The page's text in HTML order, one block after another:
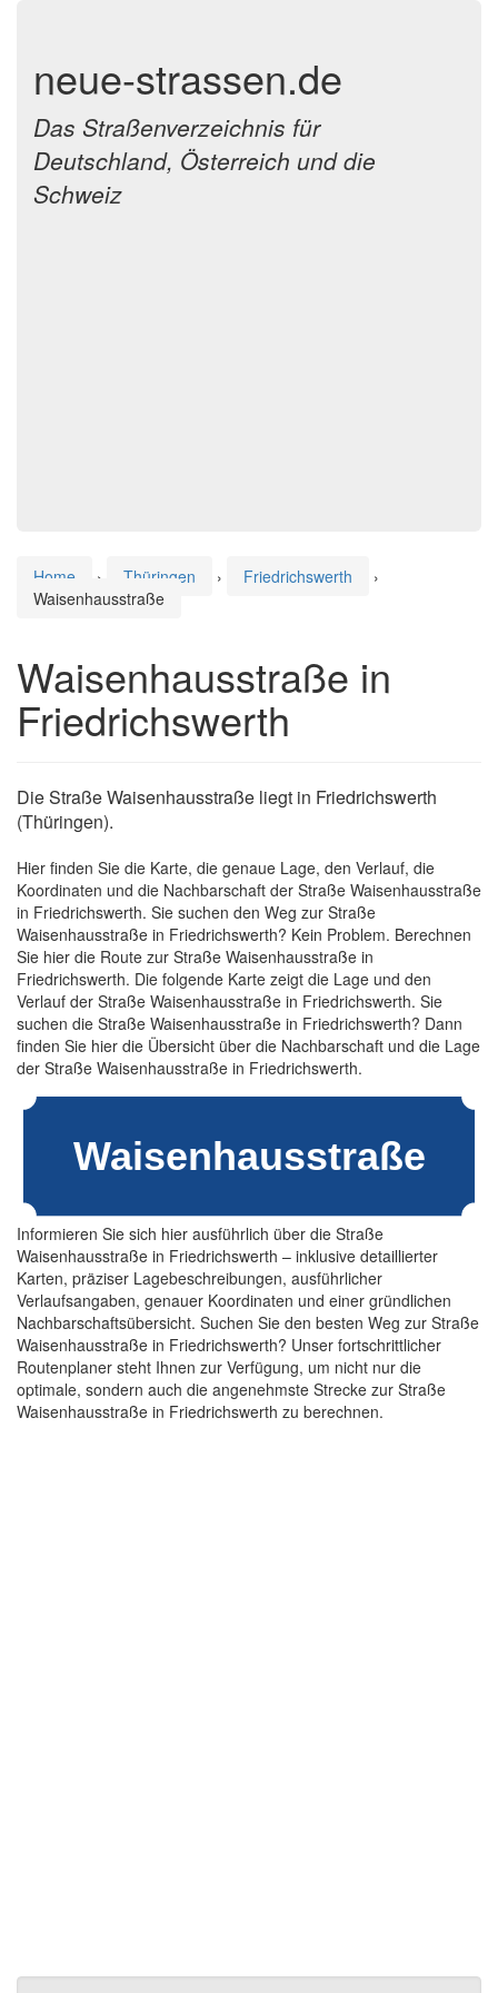
neue-strassen.de
Das Straßenverzeichnis für
Deutschland, Österreich und die
Schweiz
Home › Thüringen › Friedrichswerth
›
Waisenhausstraße
Waisenhausstraße in
Friedrichswerth
Die Straße Waisenhausstraße liegt in Friedrichswerth
(Thüringen).
Hier finden Sie die Karte, die genaue Lage, den Verlauf, die
Koordinaten und die Nachbarschaft der Straße Waisenhausstraße
in Friedrichswerth. Sie suchen den Weg zur Straße
Waisenhausstraße in Friedrichswerth? Kein Problem. Berechnen
Sie hier die Route zur Straße Waisenhausstraße in
Friedrichswerth. Die folgende Karte zeigt die Lage und den
Verlauf der Straße Waisenhausstraße in Friedrichswerth. Sie
suchen die Straße Waisenhausstraße in Friedrichswerth? Dann
finden Sie hier die Übersicht über die Nachbarschaft und die Lage
der Straße Waisenhausstraße in Friedrichswerth.
Informieren Sie sich hier ausführlich über die Straße
Waisenhausstraße in Friedrichswerth – inklusive detaillierter
Karten, präziser Lagebeschreibungen, ausführlicher
Verlaufsangaben, genauer Koordinaten und einer gründlichen
Nachbarschaftsübersicht. Suchen Sie den besten Weg zur Straße
Waisenhausstraße in Friedrichswerth? Unser fortschrittlicher
Routenplaner steht Ihnen zur Verfügung, um nicht nur die
optimale, sondern auch die angenehmste Strecke zur Straße
Waisenhausstraße in Friedrichswerth zu berechnen.